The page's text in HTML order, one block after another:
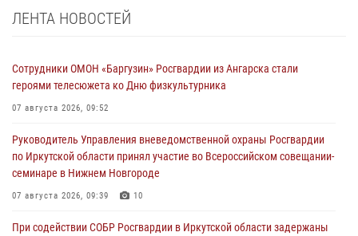
ЛЕНТА НОВОСТЕЙ
Сотрудники ОМОН «Баргузин» Росгвардии из Ангарска стали
героями телесюжета ко Дню физкультурника
07 августа 2026, 09:52
Руководитель Управления вневедомственной охраны Росгвардии
по Иркутской области принял участие во Всероссийском совещании-
семинаре в Нижнем Новгороде
07 августа 2026, 09:39 10
При содействии СОБР Росгвардии в Иркутской области задержаны